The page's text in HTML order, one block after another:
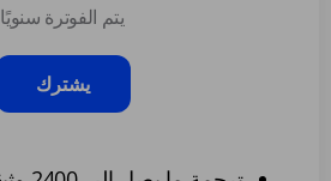
يتم الفوترة سنويًا
يشترك